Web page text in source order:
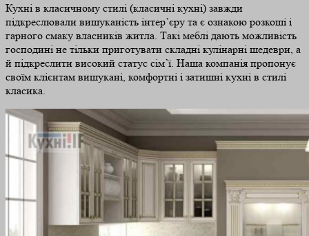
Кухні в класичному стилі (класичні кухні) завжди
підкреслювали вишуканість інтер’єру та є ознакою розкоші і
гарного смаку власників житла. Такі меблі дають можливість
господині не тільки приготувати складні кулінарні шедеври, а
й підкреслити високий статус сім’ї. Наша компанія пропонує
своїм клієнтам вишукані, комфортні і затишні кухні в стилі
класика.